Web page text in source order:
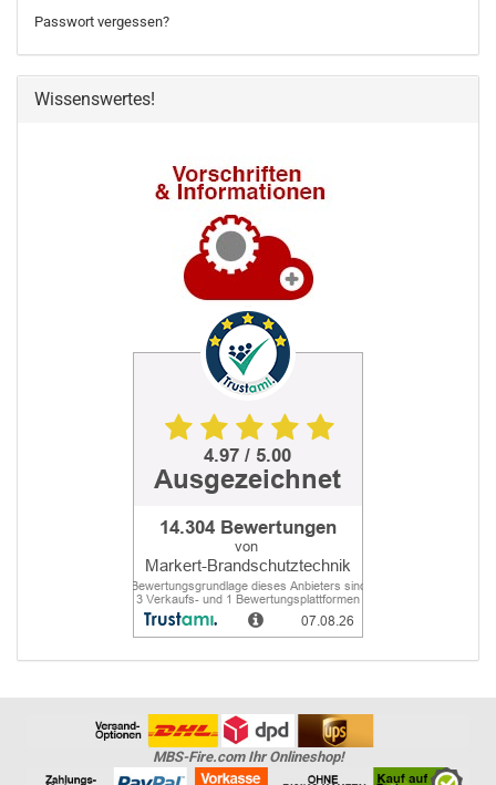
Passwort vergessen?
Wissenswertes!
MBS-Fire.com Ihr Onlineshop!